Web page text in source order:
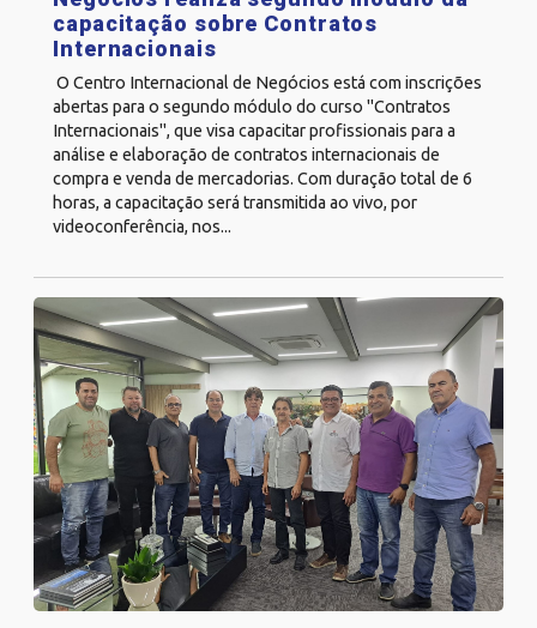
capacitação sobre Contratos
Internacionais
O Centro Internacional de Negócios está com inscrições
abertas para o segundo módulo do curso "Contratos
Internacionais", que visa capacitar profissionais para a
análise e elaboração de contratos internacionais de
compra e venda de mercadorias. Com duração total de 6
horas, a capacitação será transmitida ao vivo, por
videoconferência, nos...